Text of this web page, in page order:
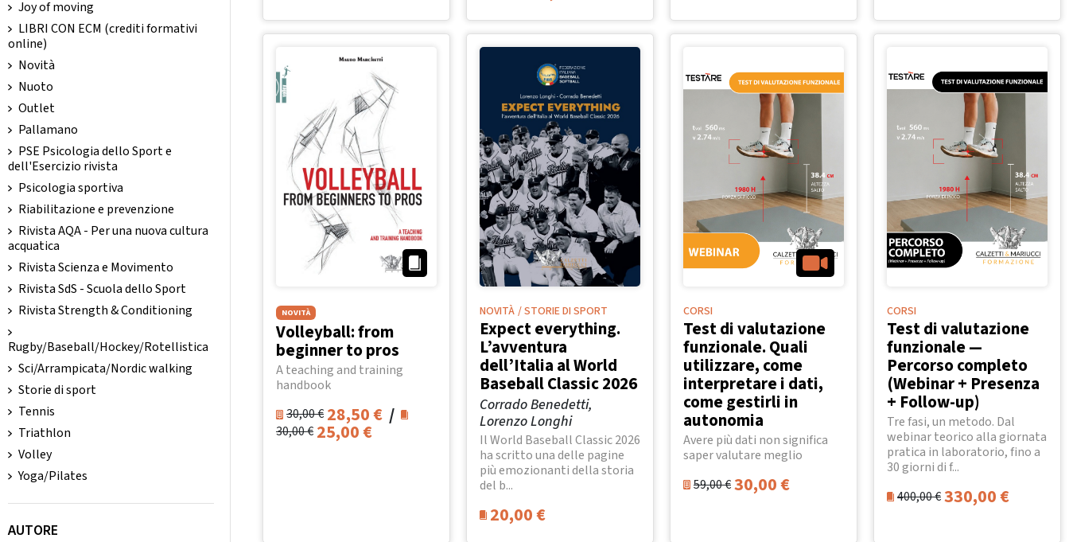
Joy of moving
LIBRI CON ECM (crediti formativi
online)
Novità
Nuoto
Outlet
Pallamano
PSE Psicologia dello Sport e
dell'Esercizio rivista
Psicologia sportiva
Riabilitazione e prevenzione
Rivista AQA - Per una nuova cultura
acquatica
Rivista Scienza e Movimento
Rivista SdS - Scuola dello Sport
Rivista Strength & Conditioning
Rugby/Baseball/Hockey/Rotellistica
Sci/Arrampicata/Nordic walking
Storie di sport
Tennis
Triathlon
Volley
Yoga/Pilates
AUTORE
NOVITÀ
Volleyball: from
beginner to pros
A teaching and training
handbook
30,00€ 28,50€ /
30,00€ 25,00€
NOVITÀ / STORIE DI SPORT
Expect everything.
L’avventura
dell’Italia al World
Baseball Classic 2026
Corrado Benedetti,
Lorenzo Longhi
Il World Baseball Classic 2026
ha scritto una delle pagine
più emozionanti della storia
del b...
20,00€
CORSI
Test di valutazione
funzionale. Quali
utilizzare, come
interpretare i dati,
come gestirli in
autonomia
Avere più dati non significa
saper valutare meglio
59,00€30,00€
CORSI
Test di valutazione
funzionale —
Percorso completo
(Webinar + Presenza
+ Follow-up)
Tre fasi, un metodo. Dal
webinar teorico alla giornata
pratica in laboratorio, fino a
30 giorni di f...
400,00€330,00€